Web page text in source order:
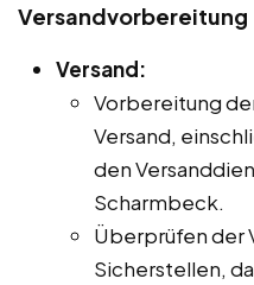
Versandvorbereitung
Versand:
Vorbereitung
Versand,
den
Scharmbeck.
Überprüfen der
Sicherstellen,